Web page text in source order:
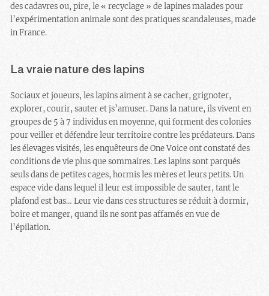
des cadavres ou, pire, le « recyclage » de lapines malades pour
l’expérimentation animale sont des pratiques scandaleuses, made
in France.
La vraie nature des lapins
Sociaux et joueurs, les lapins aiment à se cacher, grignoter,
explorer, courir, sauter etjs’amuser. Dans la nature, ils vivent en
groupes de 5 à 7 individus en moyenne, qui forment des colonies
pour veiller et défendre leur territoire contre les prédateurs. Dans
les élevages visités, les enquêteurs de One Voice ont constaté des
conditions de vie plus que sommaires. Les lapins sont parqués
seuls dans de petites cages, hormis les mères et leurs petits. Un
espace vide dans lequel il leur est impossible de sauter, tant le
plafond est bas… Leur vie dans ces structures se réduit à dormir,
boire et manger, quand ils ne sont pas affamés en vue de
l’épilation.